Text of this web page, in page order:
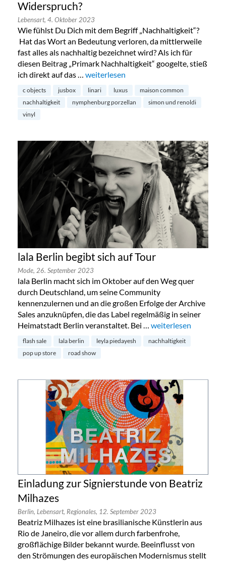
Widerspruch?
Lebensart, 4. Oktober 2023
Wie fühlst Du Dich mit dem Begriff „Nachhaltigkeit“?
Hat das Wort an Bedeutung verloren, da mittlerweile
fast alles als nachhaltig bezeichnet wird? Als ich für
diesen Beitrag „Primark Nachhaltigkeit“ googelte, stieß
ich direkt auf das … „Nachhaltigkeit und Luxus – ein
weiterlesen
c objects jusbox linari luxus
maison common
nachhaltigkeit
nymphenburg porzellan
simon und renoldi
vinyl
lala Berlin begibt sich auf Tour
Mode, 26. September 2023
lala Berlin macht sich im Oktober auf den Weg quer
durch Deutschland, um seine Community
kennenzulernen und an die großen Erfolge der Archive
Sales anzuknüpfen, die das Label regelmäßig in seiner
Heimatstadt Berlin veranstaltet. Bei … „lala Berlin begibt
weiterlesen
flash sale lala berlin leyla piedayesh
nachhaltigkeit
pop up store
road show
Einladung zur Signierstunde von Beatriz
Milhazes
Berlin, Lebensart, Regionales, 12. September 2023
Beatriz Milhazes ist eine brasilianische Künstlerin aus
Rio de Janeiro, die vor allem durch farbenfrohe,
großflächige Bilder bekannt wurde. Beeinflusst von
den Strömungen des europäischen Modernismus stellt